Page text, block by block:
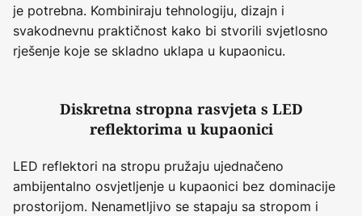
je potrebna. Kombiniraju tehnologiju, dizajn i
svakodnevnu praktičnost kako bi stvorili svjetlosno
rješenje koje se skladno uklapa u kupaonicu.
Diskretna stropna rasvjeta s LED
reflektorima u kupaonici
LED reflektori na stropu pružaju ujednačeno
ambijentalno osvjetljenje u kupaonici bez dominacije
prostorijom. Nenametljivo se stapaju sa stropom i